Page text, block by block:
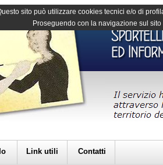
sito può utilizzare cookies tecnici e/o di
Proseguendo con la navigazione sul
Link utili Contatti